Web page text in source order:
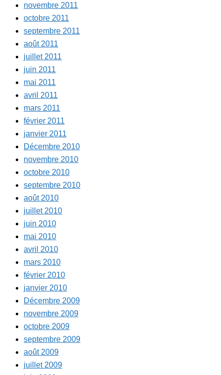
novembre 2011
octobre 2011
septembre 2011
août 2011
juillet 2011
juin 2011
mai 2011
avril 2011
mars 2011
février 2011
janvier 2011
Décembre 2010
novembre 2010
octobre 2010
septembre 2010
août 2010
juillet 2010
juin 2010
mai 2010
avril 2010
mars 2010
février 2010
janvier 2010
Décembre 2009
novembre 2009
octobre 2009
septembre 2009
août 2009
juillet 2009